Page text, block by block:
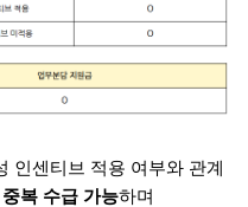
인센티브 적용 여부와 관계
복 수급 가능하며